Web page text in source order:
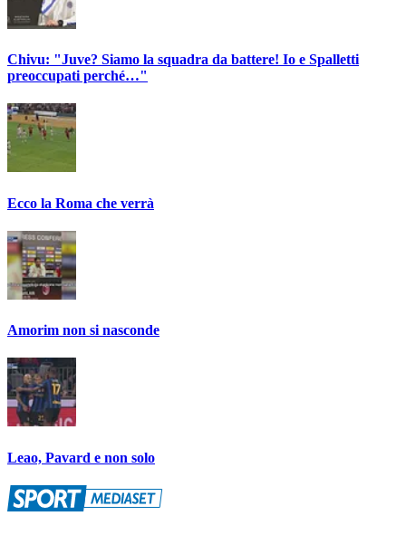
Chivu: "Juve? Siamo la squadra da battere! Io e Spalletti
preoccupati perché…"
Ecco la Roma che verrà
Amorim non si nasconde
Leao, Pavard e non solo